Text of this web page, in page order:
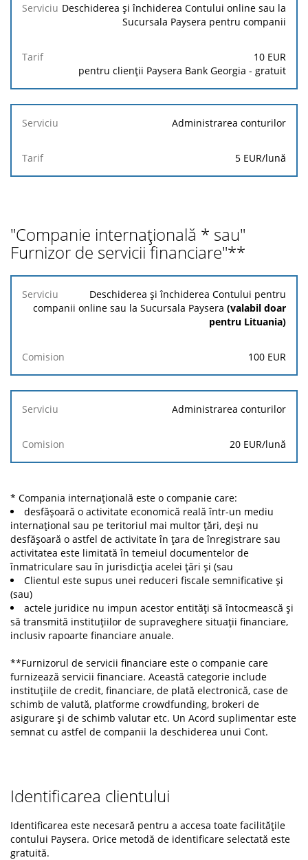
Serviciu Deschiderea și închiderea Contului online sau la
Sucursala Paysera pentru companii
10 EUR
pentru clienții Paysera Bank Georgia - gratuit
Administrarea conturilor
5 EUR/lună
"Companie internațională * sau"
Furnizor de servicii financiare"**
Serviciu
Deschiderea și închiderea Contului pentru
companii online sau la Sucursala Paysera (valabil doar
pentru Lituania)
100 EUR
Administrarea conturilor
20 EUR/lună
* Compania internațională este o companie care:
desfășoară o activitate economică reală într-un mediu
internațional sau pe teritoriul mai multor țări, deși nu
desfășoară o astfel de activitate în țara de înregistrare sau
activitatea este limitată în temeiul documentelor de
înmatriculare sau în jurisdicția acelei țări și (sau
Clientul este supus unei reduceri fiscale semnificative și
(sau)
actele juridice nu impun acestor entități să întocmească și
să transmită instituțiilor de supraveghere situații financiare,
inclusiv rapoarte financiare anuale.
**Furnizorul de servicii financiare este o companie care
furnizează servicii financiare. Această categorie include
instituțiile de credit, financiare, de plată electronică, case de
schimb de valută, platforme crowdfunding, brokeri de
asigurare și de schimb valutar etc. Un Acord suplimentar este
semnat cu astfel de companii la deschiderea unui Cont.
Identificarea clientului
Identificarea este necesară pentru a accesa toate facilitățile
contului Paysera. Orice metodă de identificare selectată este
gratuită.